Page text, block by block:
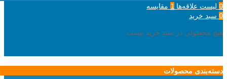
0 لیست علاقه‌ها 1 مقایسه
0 سبد خرید
هیچ محصولی در سبد خرید نیست.
دسته‌بندی محصولات